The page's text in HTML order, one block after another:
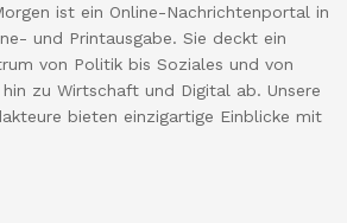
ist ein Online-Nachrichtenportal in
und Printausgabe. Sie deckt ein
von Politik bis Soziales und von
zu Wirtschaft und Digital ab. Unsere
bieten einzigartige Einblicke mit